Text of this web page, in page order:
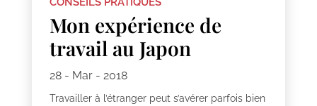
Mon expérience de
travail au Japon
28 - Mar - 2018
Travailler à l’étranger peut s’avérer parfois bien